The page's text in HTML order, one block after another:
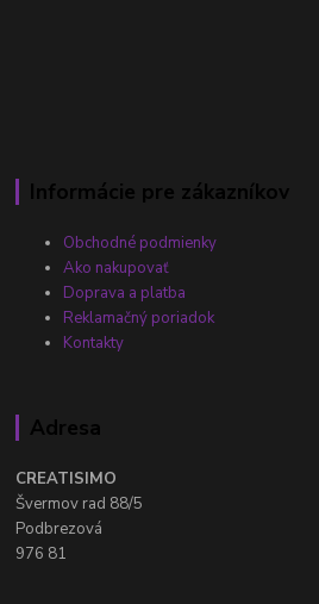
Informácie pre zákazníkov
Obchodné podmienky
Ako nakupovať
Doprava a platba
Reklamačný poriadok
Kontakty
Adresa
CREATISIMO
Švermov rad 88/5
Podbrezová
976 81